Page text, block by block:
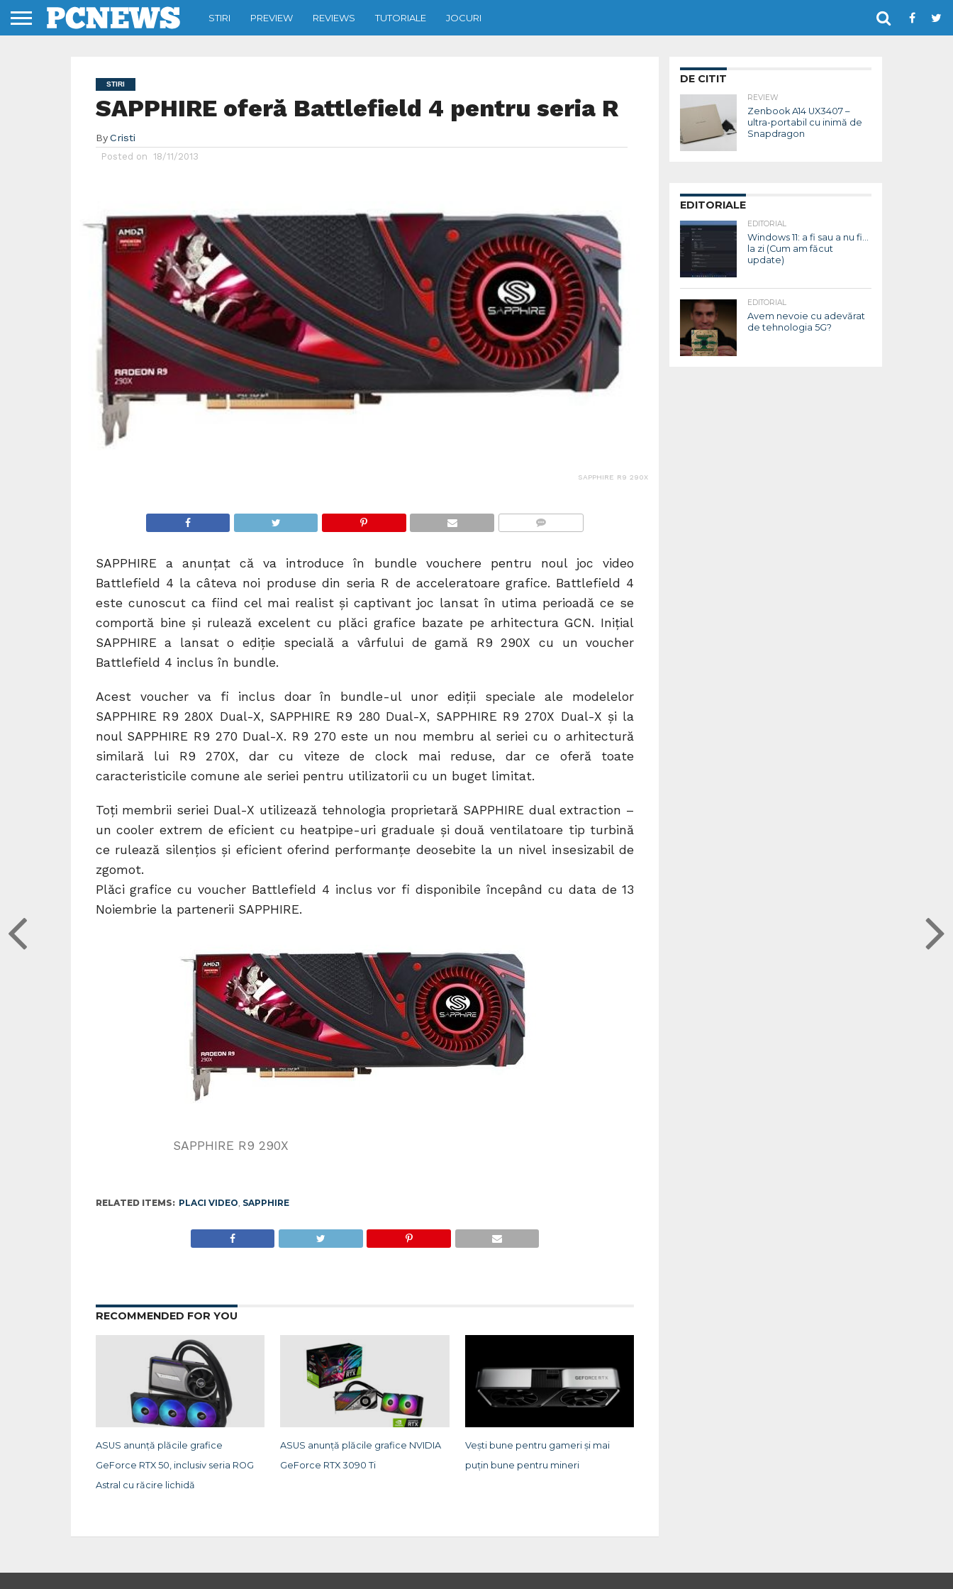
STIRI PREVIEW REVIEWS TUTORIALE JOCURI
STIRI
SAPPHIRE oferă Battlefield 4 pentru seria R
By Cristi
Posted on 18/11/2013
SAPPHIRE R9 290X
SAPPHIRE a anunţat că va introduce în bundle vouchere pentru noul joc video
Battlefield 4 la câteva noi produse din seria R de acceleratoare grafice. Battlefield 4
este cunoscut ca fiind cel mai realist şi captivant joc lansat în utima perioadă ce se
comportă bine şi rulează excelent cu plăci grafice bazate pe arhitectura GCN. Iniţial
SAPPHIRE a lansat o ediţie specială a vârfului de gamă R9 290X cu un voucher
Battlefield 4 inclus în bundle.
Acest voucher va fi inclus doar în bundle-ul unor ediţii speciale ale modelelor
SAPPHIRE R9 280X Dual-X, SAPPHIRE R9 280 Dual-X, SAPPHIRE R9 270X Dual-X şi la
noul SAPPHIRE R9 270 Dual-X. R9 270 este un nou membru al seriei cu o arhitectură
similară lui R9 270X, dar cu viteze de clock mai reduse, dar ce oferă toate
caracteristicile comune ale seriei pentru utilizatorii cu un buget limitat.
Toţi membrii seriei Dual-X utilizează tehnologia proprietară SAPPHIRE dual extraction –
un cooler extrem de eficient cu heatpipe-uri graduale şi două ventilatoare tip turbină
ce rulează silenţios şi eficient oferind performanţe deosebite la un nivel insesizabil de
zgomot.
Plăci grafice cu voucher Battlefield 4 inclus vor fi disponibile începând cu data de 13
Noiembrie la partenerii SAPPHIRE.
SAPPHIRE R9 290X
RELATED ITEMS: PLACI VIDEO SAPPHIRE
RECOMMENDED FOR YOU
ASUS anunță plăcile grafice
GeForce RTX 50, inclusiv seria ROG
Astral cu răcire lichidă
ASUS anunță plăcile grafice NVIDIA
GeForce RTX 3090 Ti
Vești bune pentru gameri și mai
puțin bune pentru mineri
DE CITIT
REVIEW
Zenbook A14 UX3407 –
ultra-portabil cu inimă de
Snapdragon
EDITORIALE
EDITORIAL
Windows 11: a fi sau a nu fi…
la zi (Cum am făcut
update)
EDITORIAL
Avem nevoie cu adevărat
de tehnologia 5G?